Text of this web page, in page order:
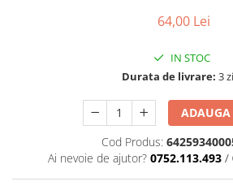
64,00 Lei
IN STOC
Durata de livrare: 3
ADAUGA
Cod Produs:
Ai nevoie de ajutor? 0752.113.493 /